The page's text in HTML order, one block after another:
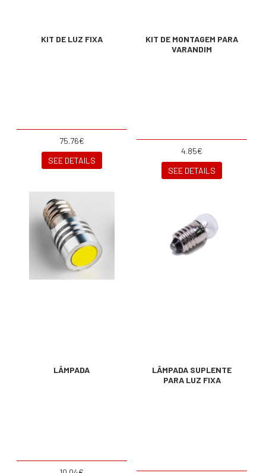
KIT DE LUZ FIXA
75.76€
SEE DETAILS
KIT DE MONTAGEM PARA
VARANDIM
4.85€
SEE DETAILS
LÂMPADA
LÂMPADA SUPLENTE
PARA LUZ FIXA